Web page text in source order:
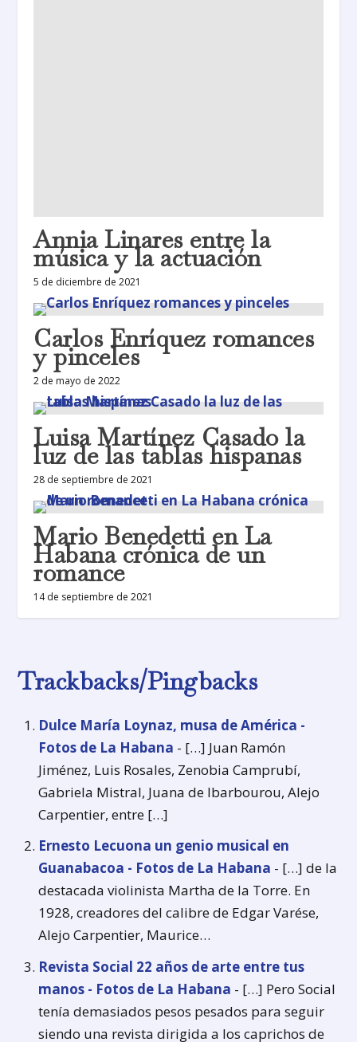
Annia Linares entre la
música y la actuación
5 de diciembre de 2021
Carlos Enríquez romances
y pinceles
2 de mayo de 2022
Luisa Martínez Casado la
luz de las tablas hispanas
28 de septiembre de 2021
Mario Benedetti en La
Habana crónica de un
romance
14 de septiembre de 2021
Trackbacks/Pingbacks
Dulce María Loynaz, musa de América -
Fotos de La Habana - […] Juan Ramón
Jiménez, Luis Rosales, Zenobia Camprubí,
Gabriela Mistral, Juana de Ibarbourou, Alejo
Carpentier, entre […]
Ernesto Lecuona un genio musical en
Guanabacoa - Fotos de La Habana - […] de la
destacada violinista Martha de la Torre. En
1928, creadores del calibre de Edgar Varése,
Alejo Carpentier, Maurice…
Revista Social 22 años de arte entre tus
manos - Fotos de La Habana - […] Pero Social
tenía demasiados pesos pesados para seguir
siendo una revista dirigida a los caprichos de